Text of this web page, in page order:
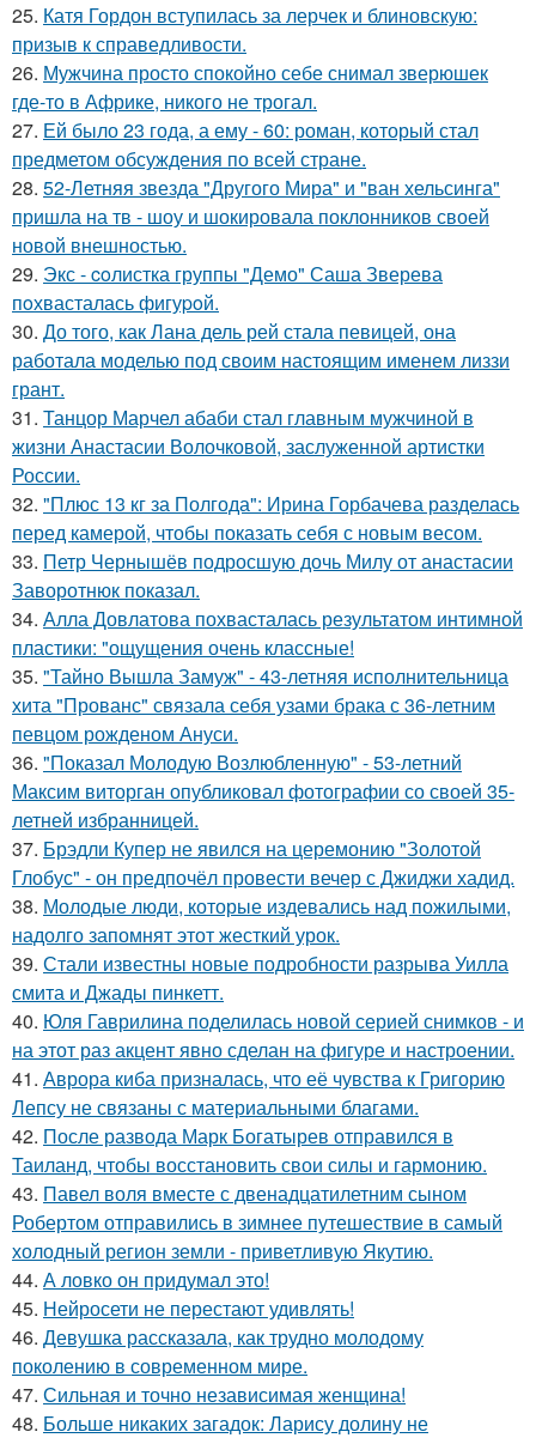
25. Катя Гордон вступилась за лерчек и блиновскую:
призыв к справедливости.
26. Мужчина просто спокойно себе снимал зверюшек
где-то в Африке, никого не трогал.
27. Ей было 23 года, а ему - 60: роман, который стал
предметом обсуждения по всей стране.
28. 52-Летняя звезда "Другого Мира" и "ван хельсинга"
пришла на тв - шоу и шокировала поклонников своей
новой внешностью.
29. Экс - coлистка группы "Демо" Саша Зверева
пoхвасталась фигуpoй.
30. До того, как Лана дель рей стала певицей, она
работала моделью под своим настоящим именем лиззи
грант.
31. Танцор Марчел абаби стал главным мужчиной в
жизни Анастасии Волочковой, заслуженной артистки
России.
32. "Плюс 13 кг за Полгода": Ирина Горбачева разделась
перед камерой, чтобы показать себя с новым весом.
33. Петр Чернышёв подросшую дочь Милу от анастасии
Заворотнюк показал.
34. Алла Довлатова похвасталась результатом интимной
пластики: "ощущения очень классные!
35. "Тайно Вышла Замуж" - 43-летняя исполнительница
хита "Прованс" связала себя узами брака с 36-летним
певцом рожденом Ануси.
36. "Показал Молодую Возлюбленную" - 53-летний
Максим виторган опубликовал фотографии со своей 35-
летней избранницей.
37. Брэдли Купер не явился на церемонию "Золотой
Глобус" - он предпочёл провести вечер с Джиджи хадид.
38. Молодые люди, которые издевались над пожилыми,
надолго запомнят этот жесткий урок.
39. Стали известны новые подробности разрыва Уилла
смита и Джады пинкетт.
40. Юля Гаврилина поделилась новой серией снимков - и
на этот раз акцент явно сделан на фигуре и настроении.
41. Аврора киба призналась, что её чувства к Григорию
Лепсу не связаны с материальными благами.
42. После развода Марк Богатырев отправился в
Таиланд, чтобы восстановить свои силы и гармонию.
43. Павел воля вместе с двенадцатилетним сыном
Робертом отправились в зимнее путешествие в самый
холодный регион земли - приветливую Якутию.
44. А ловко он придумал это!
45. Нейросети не перестают удивлять!
46. Девушка рассказала, как трудно молодому
поколению в современном мире.
47. Сильная и точно независимая женщина!
48. Больше никаких загадок: Ларису долину не